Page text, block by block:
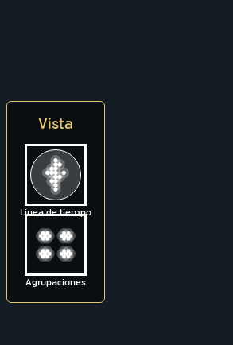
Vista
Linea de tiempo
Agrupaciones